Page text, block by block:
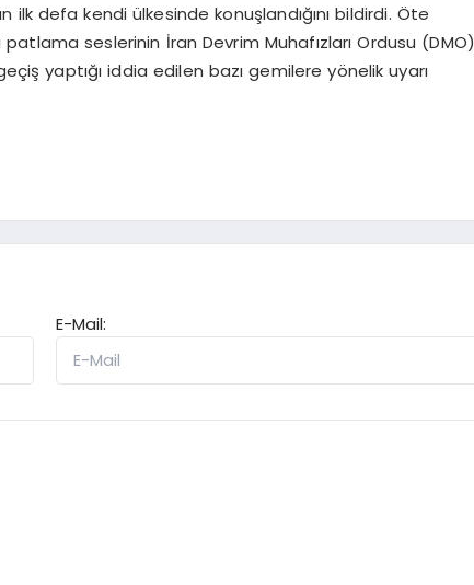
ilk defa kendi ülkesinde konuşlandığını bildirdi. Öte
seslerinin İran Devrim Muhafızları Ordusu (DMO)
yaptığı iddia edilen bazı gemilere yönelik uyarı
E-Mail: